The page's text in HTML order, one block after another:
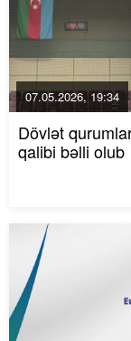
07.05.2026, 19:34
Dövlət
qalibi bəlli olub